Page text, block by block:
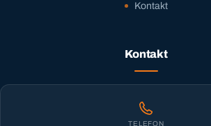
Kontakt
Kontakt
TELEFON